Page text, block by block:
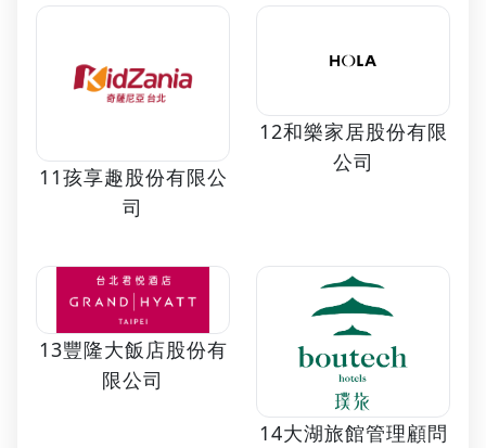
11孩享趣股份有限公
司
12和樂家居股份有限
公司
13豐隆大飯店股份有
限公司
14大湖旅館管理顧問